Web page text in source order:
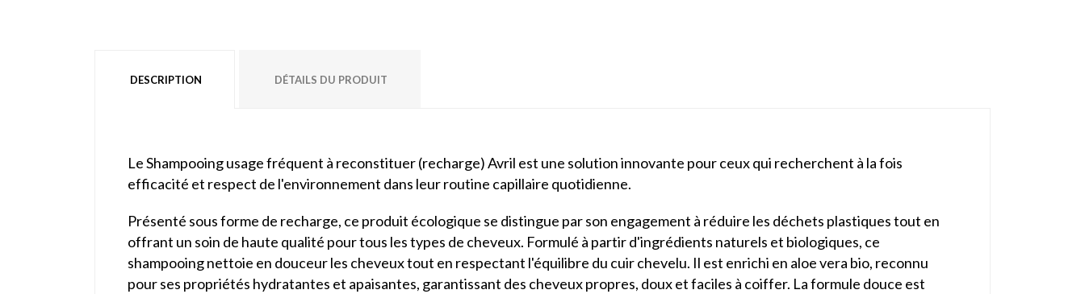
DESCRIPTION DÉTAILS DU PRODUIT
Le Shampooing usage fréquent à reconstituer (recharge) Avril est une solution innovante pour ceux qui recherchent à la fois
efficacité et respect de l'environnement dans leur routine capillaire quotidienne.
Présenté sous forme de recharge, ce produit écologique se distingue par son engagement à réduire les déchets plastiques tout en
offrant un soin de haute qualité pour tous les types de cheveux. Formulé à partir d'ingrédients naturels et biologiques, ce
shampooing nettoie en douceur les cheveux tout en respectant l'équilibre du cuir chevelu. Il est enrichi en aloe vera bio, reconnu
pour ses propriétés hydratantes et apaisantes, garantissant des cheveux propres, doux et faciles à coiffer. La formule douce est